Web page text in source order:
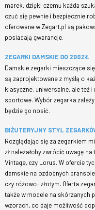
marek, dzięki czemu każda
czuć się pewnie i bezpiecznie
oferowane w Zegart.pl są
posiadają gwarancje.
ZEGARKI DAMSKIE DO 200ZŁ
Damskie zegarki mieszczące
są zaprojektowane z myślą o
klasyczne, uniwersalne, ale też
sportowe. Wybór zegarka
będzie go nosić.
BIŻUTERYJNY STYL
Rozglądając się za zegarkiem
zł należałoby zwrócić uwagę
Vintage, czy Lorus. W ofercie
damskie na ozdobnych
czy różowo- złotym. Oferta
także w modele na skórzanych
wzorach, co daje możliwość